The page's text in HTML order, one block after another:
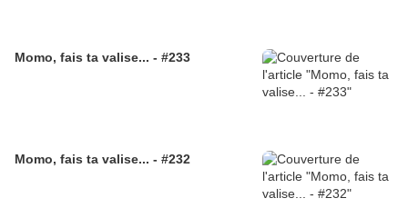
Momo, fais ta valise... - #233
Momo, fais ta valise... - #232